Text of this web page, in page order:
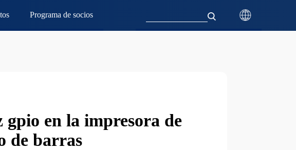
Programa de socios
en la impresora de
de barras